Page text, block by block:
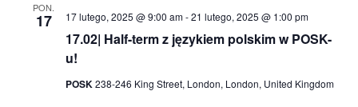
PON.
17
17.02| Half-term z językiem polskim w POSK-
u!
17 lutego, 2025 @ 9:00 am-21 lutego, 2025 @ 1:00 pm
POSK238-246 King Street, London, London, United Kingdom